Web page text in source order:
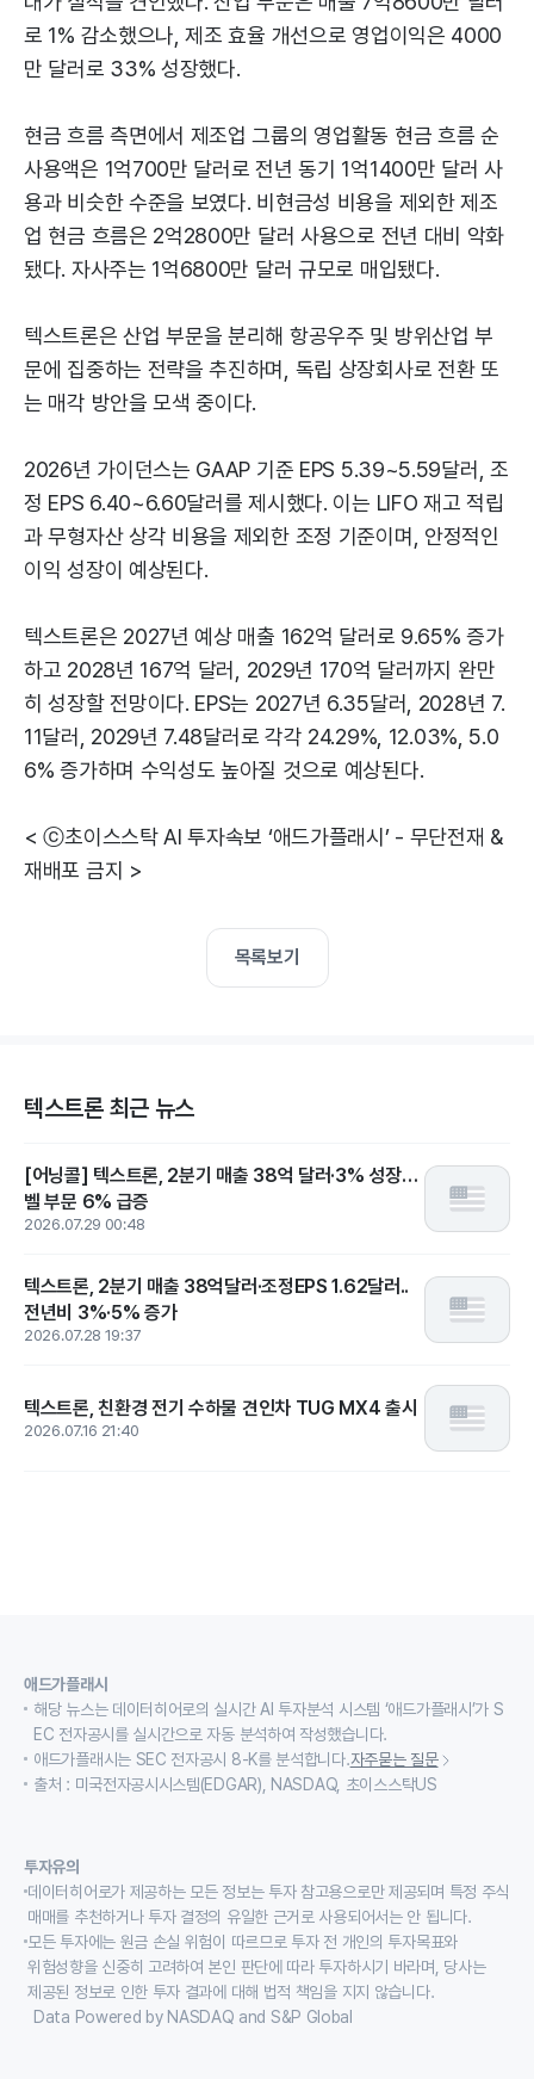
로 1% 감소했으나, 제조 효율 개선으로 영업이익은 4000
만 달러로 33% 성장했다.
현금 흐름 측면에서 제조업 그룹의 영업활동 현금 흐름 순
사용액은 1억700만 달러로 전년 동기 1억1400만 달러 사
용과 비슷한 수준을 보였다. 비현금성 비용을 제외한 제조
업 현금 흐름은 2억2800만 달러 사용으로 전년 대비 악화
됐다. 자사주는 1억6800만 달러 규모로 매입됐다.
텍스트론은 산업 부문을 분리해 항공우주 및 방위산업 부
문에 집중하는 전략을 추진하며, 독립 상장회사로 전환 또
는 매각 방안을 모색 중이다.
2026년 가이던스는 GAAP 기준 EPS 5.39~5.59달러, 조
정 EPS 6.40~6.60달러를 제시했다. 이는 LIFO 재고 적립
과 무형자산 상각 비용을 제외한 조정 기준이며, 안정적인
이익 성장이 예상된다.
텍스트론은 2027년 예상 매출 162억 달러로 9.65% 증가
하고 2028년 167억 달러, 2029년 170억 달러까지 완만
히 성장할 전망이다. EPS는 2027년 6.35달러, 2028년 7.
11달러, 2029년 7.48달러로 각각 24.29%, 12.03%, 5.0
6% 증가하며 수익성도 높아질 것으로 예상된다.
< ⓒ초이스스탁 AI 투자속보 ‘애드가플래시’ - 무단전재 &
재배포 금지 >
목록보기
텍스트론 최근 뉴스
[어닝콜] 텍스트론, 2분기 매출 38억 달러·3% 성장…
벨 부문 6% 급증
2026.07.29 00:48
텍스트론, 2분기 매출 38억달러·조정EPS 1.62달러..
전년비 3%·5% 증가
2026.07.28 19:37
텍스트론, 친환경 전기 수하물 견인차 TUG MX4 출시
2026.07.16 21:40
애드가플래시
해당 뉴스는 데이터히어로의 실시간 AI 투자분석 시스템 ‘애드가플래시’가 S
EC 전자공시를 실시간으로 자동 분석하여 작성했습니다.
애드가플래시는 SEC 전자공시 8-K를 분석합니다.자주묻는 질문
출처 : 미국전자공시시스템(EDGAR), NASDAQ, 초이스스탁US
투자유의
데이터히어로가 제공하는 모든 정보는 투자 참고용으로만 제공되며 특정 주식
매매를 추천하거나 투자 결정의 유일한 근거로 사용되어서는 안 됩니다.
모든 투자에는 원금 손실 위험이 따르므로 투자 전 개인의 투자목표와
위험성향을 신중히 고려하여 본인 판단에 따라 투자하시기 바라며, 당사는
제공된 정보로 인한 투자 결과에 대해 법적 책임을 지지 않습니다.
Data Powered by NASDAQ and S&P Global